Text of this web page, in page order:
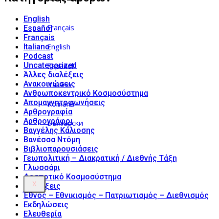
Français
English
Español
Italiano
Română
Български
X
English
Español
Français
Italiano
Podcast
Uncategorized
Άλλες διαλέξεις
Ανακοινώσεις
Ανθρωποκεντρικό Κοσμοσύστημα
Απομαγνητοφωνήσεις
Αρθρογραφία
Αρθρογράφοι
Βαγγέλης Κάλιοσης
Βανέσσα Ντόμη
Βιβλιοπαρουσιάσεις
Γεωπολιτική – Διακρατική / Διεθνής Τάξη
Γλωσσάρι
Δεσποτικό Κοσμοσύστημα
Διαλέξεις
Έθνος – Εθνικισμός – Πατριωτισμός – Διεθνισμός
Εκδηλώσεις
Ελευθερία